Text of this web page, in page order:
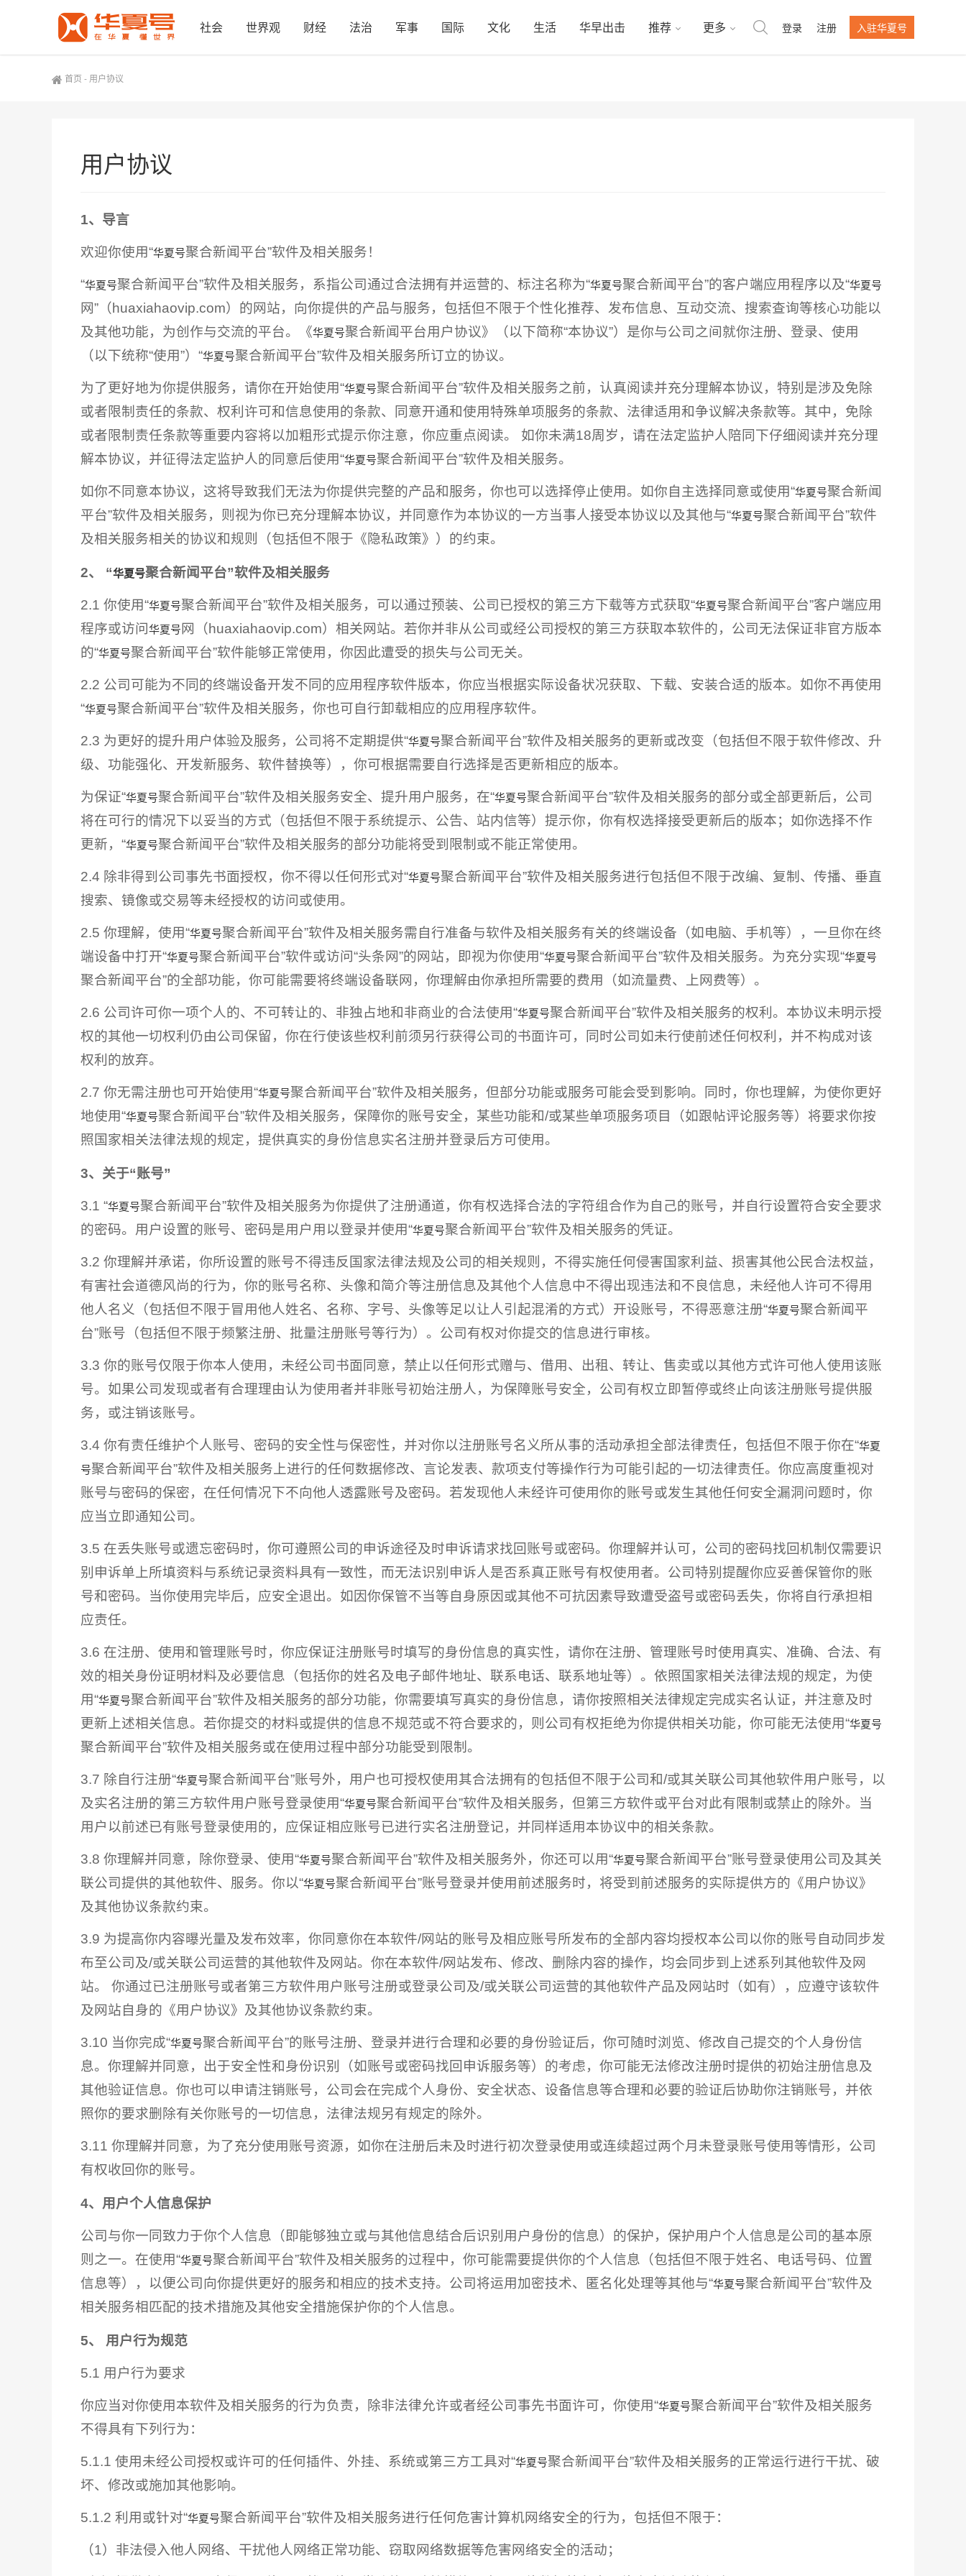
社会 世界观 财经 法治 军事 国际 文化 生活 华早出击 推荐 更多 登录 注册 入驻华夏号
首页 - 用户协议
用户协议
1、导言
欢迎你使用“华夏号聚合新闻平台”软件及相关服务！
“华夏号聚合新闻平台”软件及相关服务，系指公司通过合法拥有并运营的、标注名称为“华夏号聚合新闻平台”的客户端应用程序以及“华夏号
网”（huaxiahaovip.com）的网站，向你提供的产品与服务，包括但不限于个性化推荐、发布信息、互动交流、搜索查询等核心功能以
及其他功能，为创作与交流的平台。《华夏号聚合新闻平台用户协议》（以下简称“本协议”）是你与公司之间就你注册、登录、使用
（以下统称“使用”）“华夏号聚合新闻平台”软件及相关服务所订立的协议。
为了更好地为你提供服务，请你在开始使用“华夏号聚合新闻平台”软件及相关服务之前，认真阅读并充分理解本协议，特别是涉及免除
或者限制责任的条款、权利许可和信息使用的条款、同意开通和使用特殊单项服务的条款、法律适用和争议解决条款等。其中，免除
或者限制责任条款等重要内容将以加粗形式提示你注意，你应重点阅读。 如你未满18周岁，请在法定监护人陪同下仔细阅读并充分理
解本协议，并征得法定监护人的同意后使用“华夏号聚合新闻平台”软件及相关服务。
如你不同意本协议，这将导致我们无法为你提供完整的产品和服务，你也可以选择停止使用。如你自主选择同意或使用“华夏号聚合新闻
平台”软件及相关服务，则视为你已充分理解本协议，并同意作为本协议的一方当事人接受本协议以及其他与“华夏号聚合新闻平台”软件
及相关服务相关的协议和规则（包括但不限于《隐私政策》）的约束。
2、 “华夏号聚合新闻平台”软件及相关服务
2.1 你使用“华夏号聚合新闻平台”软件及相关服务，可以通过预装、公司已授权的第三方下载等方式获取“华夏号聚合新闻平台”客户端应用
程序或访问华夏号 网（huaxiahaovip.com）相关网站。若你并非从公司或经公司授权的第三方获取本软件的，公司无法保证非官方版本
的“华夏号聚合新闻平台”软件能够正常使用，你因此遭受的损失与公司无关。
2.2 公司可能为不同的终端设备开发不同的应用程序软件版本，你应当根据实际设备状况获取、下载、安装合适的版本。如你不再使用
“华夏号聚合新闻平台”软件及相关服务，你也可自行卸载相应的应用程序软件。
2.3 为更好的提升用户体验及服务，公司将不定期提供“华夏号聚合新闻平台”软件及相关服务的更新或改变（包括但不限于软件修改、升
级、功能强化、开发新服务、软件替换等），你可根据需要自行选择是否更新相应的版本。
为保证“华夏号聚合新闻平台”软件及相关服务安全、提升用户服务，在“华夏号聚合新闻平台”软件及相关服务的部分或全部更新后，公司
将在可行的情况下以妥当的方式（包括但不限于系统提示、公告、站内信等）提示你，你有权选择接受更新后的版本；如你选择不作
更新，“华夏号聚合新闻平台”软件及相关服务的部分功能将受到限制或不能正常使用。
2.4 除非得到公司事先书面授权，你不得以任何形式对“华夏号聚合新闻平台”软件及相关服务进行包括但不限于改编、复制、传播、垂直
搜索、镜像或交易等未经授权的访问或使用。
2.5 你理解，使用“华夏号聚合新闻平台”软件及相关服务需自行准备与软件及相关服务有关的终端设备（如电脑、手机等），一旦你在终
端设备中打开“华夏号聚合新闻平台”软件或访问“头条网”的网站，即视为你使用“华夏号聚合新闻平台”软件及相关服务。为充分实现“华夏号
聚合新闻平台”的全部功能，你可能需要将终端设备联网，你理解由你承担所需要的费用（如流量费、上网费等）。
2.6 公司许可你一项个人的、不可转让的、非独占地和非商业的合法使用“华夏号聚合新闻平台”软件及相关服务的权利。本协议未明示授
权的其他一切权利仍由公司保留，你在行使该些权利前须另行获得公司的书面许可，同时公司如未行使前述任何权利，并不构成对该
权利的放弃。
2.7 你无需注册也可开始使用“华夏号聚合新闻平台”软件及相关服务，但部分功能或服务可能会受到影响。同时，你也理解，为使你更好
地使用“华夏号聚合新闻平台”软件及相关服务，保障你的账号安全，某些功能和/或某些单项服务项目（如跟帖评论服务等）将要求你按
照国家相关法律法规的规定，提供真实的身份信息实名注册并登录后方可使用。
3、关于“账号”
3.1 “华夏号聚合新闻平台”软件及相关服务为你提供了注册通道，你有权选择合法的字符组合作为自己的账号，并自行设置符合安全要求
的密码。用户设置的账号、密码是用户用以登录并使用“华夏号聚合新闻平台”软件及相关服务的凭证。
3.2 你理解并承诺，你所设置的账号不得违反国家法律法规及公司的相关规则，不得实施任何侵害国家利益、损害其他公民合法权益，
有害社会道德风尚的行为，你的账号名称、头像和简介等注册信息及其他个人信息中不得出现违法和不良信息，未经他人许可不得用
他人名义（包括但不限于冒用他人姓名、名称、字号、头像等足以让人引起混淆的方式）开设账号，不得恶意注册“华夏号聚合新闻平
台”账号（包括但不限于频繁注册、批量注册账号等行为）。公司有权对你提交的信息进行审核。
3.3 你的账号仅限于你本人使用，未经公司书面同意，禁止以任何形式赠与、借用、出租、转让、售卖或以其他方式许可他人使用该账
号。如果公司发现或者有合理理由认为使用者并非账号初始注册人，为保障账号安全，公司有权立即暂停或终止向该注册账号提供服
务，或注销该账号。
3.4 你有责任维护个人账号、密码的安全性与保密性，并对你以注册账号名义所从事的活动承担全部法律责任，包括但不限于你在“华夏
号聚合新闻平台”软件及相关服务上进行的任何数据修改、言论发表、款项支付等操作行为可能引起的一切法律责任。你应高度重视对
账号与密码的保密，在任何情况下不向他人透露账号及密码。若发现他人未经许可使用你的账号或发生其他任何安全漏洞问题时，你
应当立即通知公司。
3.5 在丢失账号或遗忘密码时，你可遵照公司的申诉途径及时申诉请求找回账号或密码。你理解并认可，公司的密码找回机制仅需要识
别申诉单上所填资料与系统记录资料具有一致性，而无法识别申诉人是否系真正账号有权使用者。公司特别提醒你应妥善保管你的账
号和密码。当你使用完毕后，应安全退出。如因你保管不当等自身原因或其他不可抗因素导致遭受盗号或密码丢失，你将自行承担相
应责任。
3.6 在注册、使用和管理账号时，你应保证注册账号时填写的身份信息的真实性，请你在注册、管理账号时使用真实、准确、合法、有
效的相关身份证明材料及必要信息（包括你的姓名及电子邮件地址、联系电话、联系地址等）。依照国家相关法律法规的规定，为使
用“华夏号聚合新闻平台”软件及相关服务的部分功能，你需要填写真实的身份信息，请你按照相关法律规定完成实名认证，并注意及时
更新上述相关信息。若你提交的材料或提供的信息不规范或不符合要求的，则公司有权拒绝为你提供相关功能，你可能无法使用“华夏号
聚合新闻平台”软件及相关服务或在使用过程中部分功能受到限制。
3.7 除自行注册“华夏号聚合新闻平台”账号外，用户也可授权使用其合法拥有的包括但不限于公司和/或其关联公司其他软件用户账号，以
及实名注册的第三方软件用户账号登录使用“华夏号聚合新闻平台”软件及相关服务，但第三方软件或平台对此有限制或禁止的除外。当
用户以前述已有账号登录使用的，应保证相应账号已进行实名注册登记，并同样适用本协议中的相关条款。
3.8 你理解并同意，除你登录、使用“华夏号聚合新闻平台”软件及相关服务外，你还可以用“华夏号聚合新闻平台”账号登录使用公司及其关
联公司提供的其他软件、服务。你以“华夏号聚合新闻平台”账号登录并使用前述服务时，将受到前述服务的实际提供方的《用户协议》
及其他协议条款约束。
3.9 为提高你内容曝光量及发布效率，你同意你在本软件/网站的账号及相应账号所发布的全部内容均授权本公司以你的账号自动同步发
布至公司及/或关联公司运营的其他软件及网站。你在本软件/网站发布、修改、删除内容的操作，均会同步到上述系列其他软件及网
站。 你通过已注册账号或者第三方软件用户账号注册或登录公司及/或关联公司运营的其他软件产品及网站时（如有），应遵守该软件
及网站自身的《用户协议》及其他协议条款约束。
3.10 当你完成“华夏号聚合新闻平台”的账号注册、登录并进行合理和必要的身份验证后，你可随时浏览、修改自己提交的个人身份信
息。你理解并同意，出于安全性和身份识别（如账号或密码找回申诉服务等）的考虑，你可能无法修改注册时提供的初始注册信息及
其他验证信息。你也可以申请注销账号，公司会在完成个人身份、安全状态、设备信息等合理和必要的验证后协助你注销账号，并依
照你的要求删除有关你账号的一切信息，法律法规另有规定的除外。
3.11 你理解并同意，为了充分使用账号资源，如你在注册后未及时进行初次登录使用或连续超过两个月未登录账号使用等情形，公司
有权收回你的账号。
4、用户个人信息保护
公司与你一同致力于你个人信息（即能够独立或与其他信息结合后识别用户身份的信息）的保护，保护用户个人信息是公司的基本原
则之一。在使用“华夏号聚合新闻平台”软件及相关服务的过程中，你可能需要提供你的个人信息（包括但不限于姓名、电话号码、位置
信息等），以便公司向你提供更好的服务和相应的技术支持。公司将运用加密技术、匿名化处理等其他与“华夏号聚合新闻平台”软件及
相关服务相匹配的技术措施及其他安全措施保护你的个人信息。
5、 用户行为规范
5.1 用户行为要求
你应当对你使用本软件及相关服务的行为负责，除非法律允许或者经公司事先书面许可，你使用“华夏号聚合新闻平台”软件及相关服务
不得具有下列行为：
5.1.1 使用未经公司授权或许可的任何插件、外挂、系统或第三方工具对“华夏号聚合新闻平台”软件及相关服务的正常运行进行干扰、破
坏、修改或施加其他影响。
5.1.2 利用或针对“华夏号聚合新闻平台”软件及相关服务进行任何危害计算机网络安全的行为，包括但不限于：
（1）非法侵入他人网络、干扰他人网络正常功能、窃取网络数据等危害网络安全的活动；